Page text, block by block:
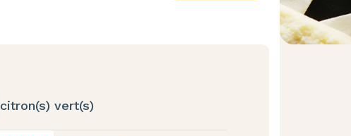
citron(s) vert(s)